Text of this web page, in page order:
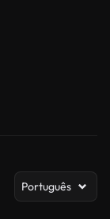
Português